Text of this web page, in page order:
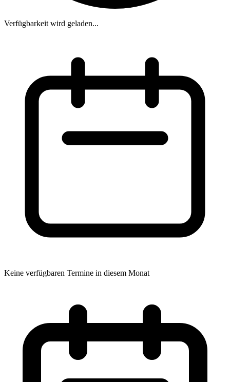
Verfügbarkeit wird geladen...
Keine verfügbaren Termine in diesem Monat